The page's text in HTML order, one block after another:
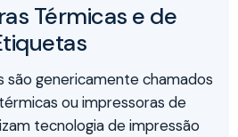
Térmicas e de
são genericamente chamados
ou impressoras de
tecnologia de impressão